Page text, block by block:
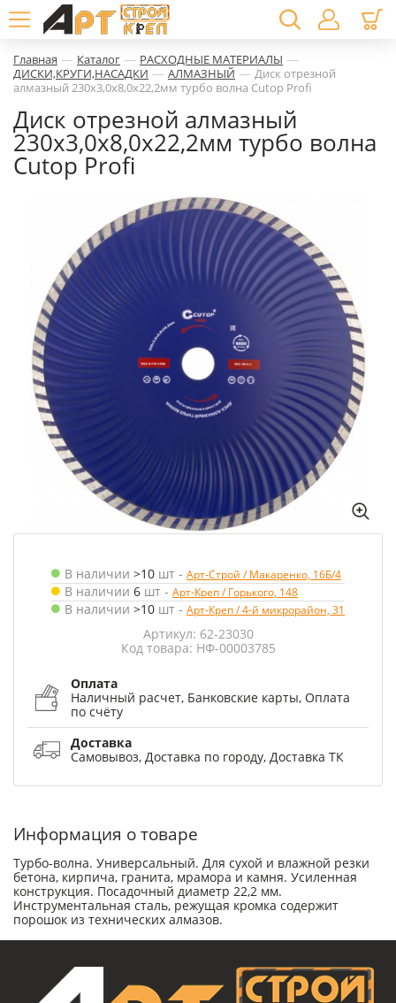
Главная — Каталог — РАСХОДНЫЕ МАТЕРИАЛЫ —
ДИСКИ,КРУГИ,НАСАДКИ — АЛМАЗНЫЙ — Диск отрезной
алмазный 230х3,0х8,0х22,2мм турбо волна Cutop Profi
Диск отрезной алмазный
230х3,0х8,0х22,2мм турбо волна
Cutop Profi
В наличии >10 шт - Арт-Строй / Макаренко, 16Б/4
В наличии 6 шт - Арт-Креп / Горького, 148
В наличии >10 шт - Арт-Креп / 4-й микрорайон, 31
Артикул: 62-23030
Код товара: НФ-00003785
Оплата
Наличный расчет, Банковские карты, Оплата
по счёту
Доставка
Самовывоз, Доставка по городу, Доставка ТК
Информация о товаре
Турбо-волна. Универсальный. Для сухой и влажной резки
бетона, кирпича, гранита, мрамора и камня. Усиленная
конструкция. Посадочный диаметр 22,2 мм.
Инструментальная сталь, режущая кромка содержит
порошок из технических алмазов.